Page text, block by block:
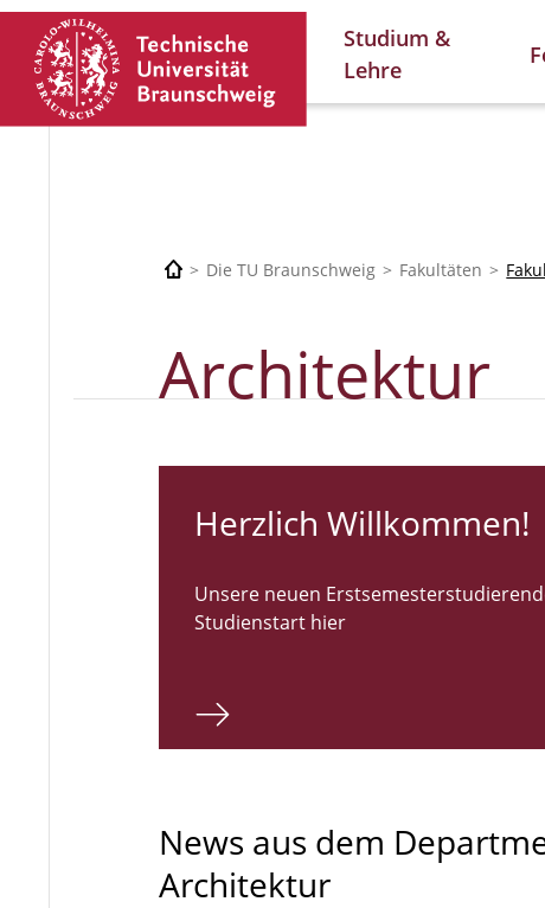
Studium &
Lehre
Die TU Braunschweig Fakultäten
Architektur
Herzlich Willkommen!
Unsere neuen
Studienstart hier
News aus dem
Architektur